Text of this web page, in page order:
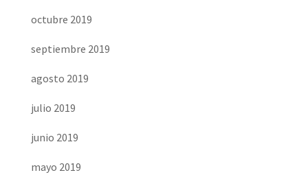
octubre 2019
septiembre 2019
agosto 2019
julio 2019
junio 2019
mayo 2019